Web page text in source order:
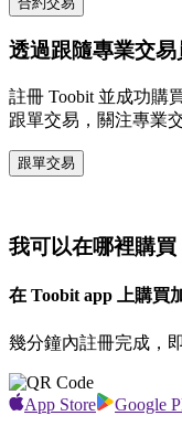
透過跟隨專業交易
註冊 Toobit 並成功購
跟單交易，關注專業
跟單交易
我可以在哪裡購
在 Toobit app 上購買
幾分鐘內註冊完成，
App Store Google